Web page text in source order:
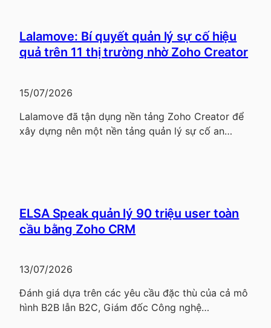
Lalamove: Bí quyết quản lý sự cố hiệu
quả trên 11 thị trường nhờ Zoho Creator
15/07/2026
Lalamove đã tận dụng nền tảng Zoho Creator để
xây dựng nên một nền tảng quản lý sự cố an…
ELSA Speak quản lý 90 triệu user toàn
cầu bằng Zoho CRM
13/07/2026
Đánh giá dựa trên các yêu cầu đặc thù của cả mô
hình B2B lẫn B2C, Giám đốc Công nghệ…